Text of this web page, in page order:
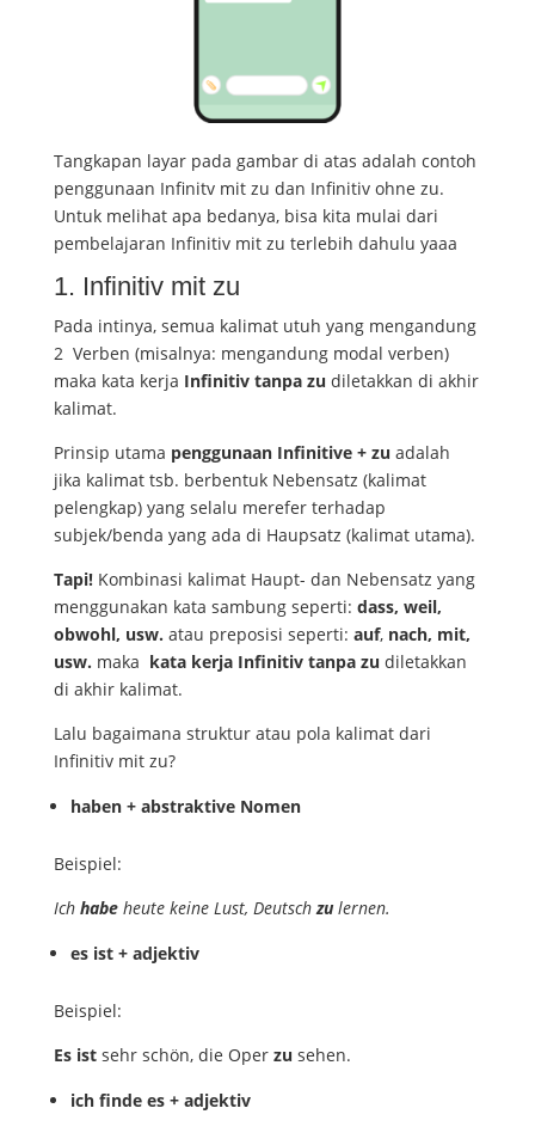
Tangkapan layar pada gambar di atas adalah contoh
penggunaan Infinitv mit zu dan Infinitiv ohne zu.
Untuk melihat apa bedanya, bisa kita mulai dari
pembelajaran Infinitiv mit zu terlebih dahulu yaaa
1. Infinitiv mit zu
Pada intinya, semua kalimat utuh yang mengandung
2 Verben (misalnya: mengandung modal verben)
maka kata kerja Infinitiv tanpa zu diletakkan di akhir
kalimat.
Prinsip utama penggunaan Infinitive + zu adalah
jika kalimat tsb. berbentuk Nebensatz (kalimat
pelengkap) yang selalu merefer terhadap
subjek/benda yang ada di Haupsatz (kalimat utama).
Tapi! Kombinasi kalimat Haupt- dan Nebensatz yang
menggunakan kata sambung seperti: dass, weil,
obwohl, usw. atau preposisi seperti: auf, nach, mit,
usw. maka kata kerja Infinitiv tanpa zu diletakkan
di akhir kalimat.
Lalu bagaimana struktur atau pola kalimat dari
Infinitiv mit zu?
haben + abstraktive Nomen
Beispiel:
Ich habeheute keine Lust, Deutschzulernen.
es ist + adjektiv
Beispiel:
Es istsehr schön, die Oper zu sehen.
ich finde es + adjektiv